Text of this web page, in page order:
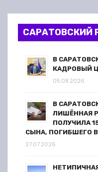
САРАТОВСКИЙ
В
КАДРОВЫЙ
05.08.2026
В
ЛИШЁННАЯ
ПОЛУЧИЛА
СЫНА, ПОГИБШЕГО
27.07.2026